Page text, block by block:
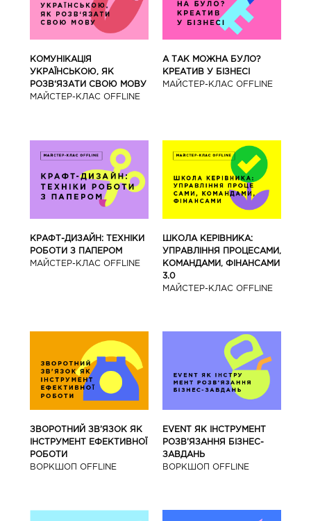
КОМУНІКАЦІЯ
УКРАЇНСЬКОЮ, ЯК
РОЗВ‘ЯЗАТИ СВОЮ МОВУ
МАЙCТЕР-КЛАС OFFLINE
А ТАК МОЖНА БУЛО?
КРЕАТИВ У БІЗНЕСІ
МАЙCТЕР-КЛАС OFFLINE
КРАФТ-ДИЗАЙН: ТЕХНІКИ
РОБОТИ З ПАПЕРОМ
МАЙCТЕР-КЛАС OFFLINE
ШКОЛА КЕРІВНИКА:
УПРАВЛІННЯ ПРОЦЕСАМИ,
КОМАНДАМИ, ФІНАНСАМИ
3.0
МАЙCТЕР-КЛАС OFFLINE
ЗВОРОТНИЙ ЗВ’ЯЗОК ЯК
ІНСТРУМЕНТ ЕФЕКТИВНОЇ
РОБОТИ
ВОРКШОП OFFLINE
EVENT ЯК ІНСТРУМЕНТ
РОЗВ’ЯЗАННЯ БІЗНЕС-
ЗАВДАНЬ
ВОРКШОП OFFLINE